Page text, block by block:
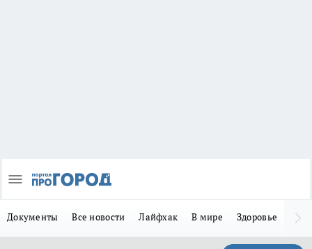
Документы Все новости Лайфхак В мире Здоровье